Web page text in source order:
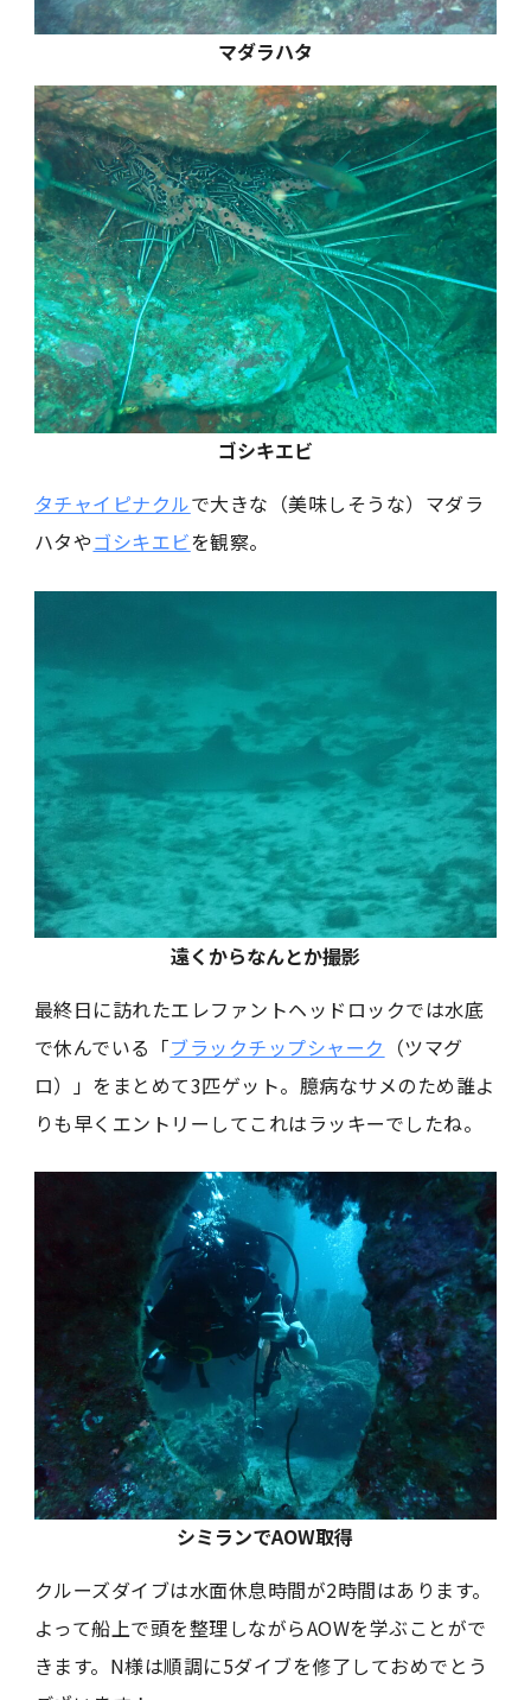
マダラハタ
ゴシキエビ
タチャイピナクルで大きな（美味しそうな）マダラ
ハタやゴシキエビを観察。
遠くからなんとか撮影
最終日に訪れたエレファントヘッドロックでは水底
で休んでいる「ブラックチップシャーク （ツマグ
ロ）」をまとめて3匹ゲット。臆病なサメのため誰よ
りも早くエントリーしてこれはラッキーでしたね。
シミランでAOW取得
クルーズダイブは水面休息時間が2時間はあります。
よって船上で頭を整理しながらAOWを学ぶことがで
きます。N様は順調に5ダイブを修了しておめでとう